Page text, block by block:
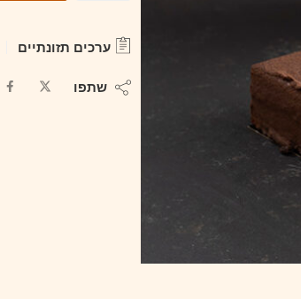
ערכים תזונתיים
שתפו